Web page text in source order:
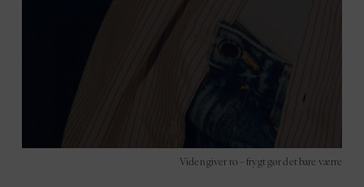
Viden giver ro – frygt gør det bare værre